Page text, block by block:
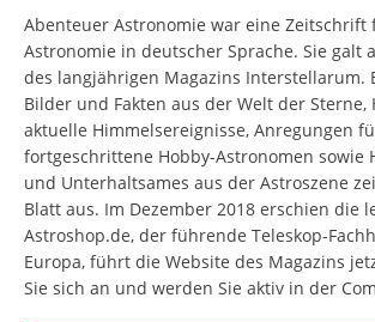
Abenteuer Astronomie war eine Zeitschrift
Astronomie in deutscher Sprache. Sie galt
des langjährigen Magazins Interstellarum.
Bilder und Fakten aus der Welt der Sterne,
aktuelle Himmelsereignisse, Anregungen
fortgeschrittene Hobby-Astronomen sowie
und Unterhaltsames aus der Astroszene
Blatt aus. Im Dezember 2018 erschien die
Astroshop.de, der führende Teleskop-
Europa, führt die Website des Magazins
Sie sich an und werden Sie aktiv in der